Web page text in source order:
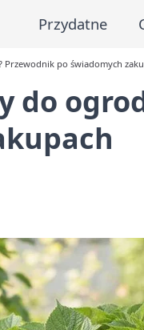
Przydatne
po świadomych
do